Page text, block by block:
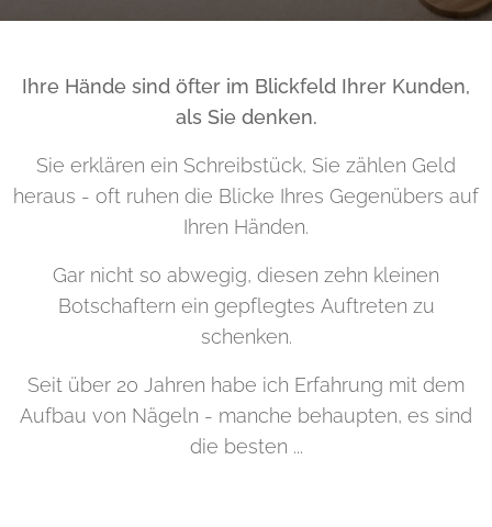
Ihre Hände sind öfter im Blickfeld Ihrer Kunden,
als Sie denken.
Sie erklären ein Schreibstück, Sie zählen Geld
heraus - oft ruhen die Blicke Ihres Gegenübers auf
Ihren Händen.
Gar nicht so abwegig, diesen zehn kleinen
Botschaftern ein gepflegtes Auftreten zu
schenken.
Seit über 20 Jahren habe ich Erfahrung mit dem
Aufbau von Nägeln - manche behaupten, es sind
die besten ...